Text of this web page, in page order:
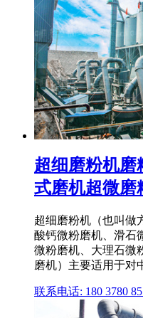
超细磨粉机磨
式磨机超微磨
超细磨粉机（也叫做
酸钙微粉磨机、滑石
微粉磨机、大理石微
磨机）主要适用于对
联系电话: 180 3780